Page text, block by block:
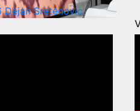
Dejan Sretenovic